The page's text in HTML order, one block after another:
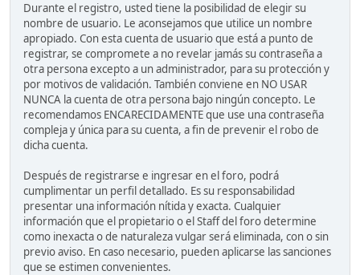
Durante el registro, usted tiene la posibilidad de elegir su
nombre de usuario. Le aconsejamos que utilice un nombre
apropiado. Con esta cuenta de usuario que está a punto de
registrar, se compromete a no revelar jamás su contraseña a
otra persona excepto a un administrador, para su protección y
por motivos de validación. También conviene en NO USAR
NUNCA la cuenta de otra persona bajo ningún concepto. Le
recomendamos ENCARECIDAMENTE que use una contraseña
compleja y única para su cuenta, a fin de prevenir el robo de
dicha cuenta.
Después de registrarse e ingresar en el foro, podrá
cumplimentar un perfil detallado. Es su responsabilidad
presentar una información nítida y exacta. Cualquier
información que el propietario o el Staff del foro determine
como inexacta o de naturaleza vulgar será eliminada, con o sin
previo aviso. En caso necesario, pueden aplicarse las sanciones
que se estimen convenientes.